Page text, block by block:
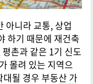
아니라 교통, 상업
하기 때문에 재건축
촌과 같은 1기 신도
몰려 있는 지역으
될 경우 부동산 가